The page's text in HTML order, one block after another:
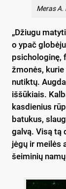
Meras A.
„Džiugu
o ypač
psichologinę,
žmonės,
nutiktų.
iššūkiais.
kasdienius
batukus,
galvą. Visą tą
jėgų ir meilės
šeiminių